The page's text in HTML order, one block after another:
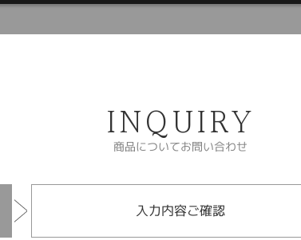
INQUIRY
商品についてお問い合わせ
入力内容ご確認